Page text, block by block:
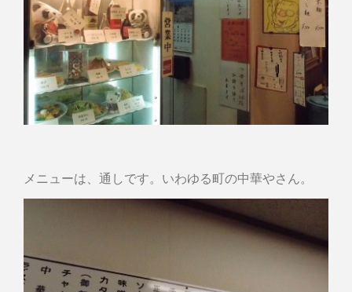
メニューは、通しです。いわゆる町の中華やさん。